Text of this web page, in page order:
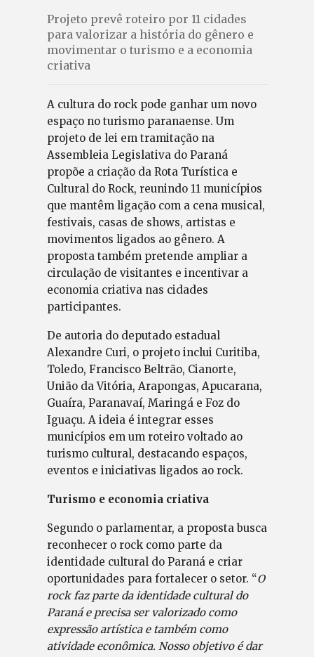
Projeto prevê roteiro por 11 cidades
para valorizar a história do gênero e
movimentar o turismo e a economia
criativa
A cultura do rock pode ganhar um novo
espaço no turismo paranaense. Um
projeto de lei em tramitação na
Assembleia Legislativa do Paraná
propõe a criação da Rota Turística e
Cultural do Rock, reunindo 11 municípios
que mantêm ligação com a cena musical,
festivais, casas de shows, artistas e
movimentos ligados ao gênero. A
proposta também pretende ampliar a
circulação de visitantes e incentivar a
economia criativa nas cidades
participantes.
De autoria do deputado estadual
Alexandre Curi, o projeto inclui Curitiba,
Toledo, Francisco Beltrão, Cianorte,
União da Vitória, Arapongas, Apucarana,
Guaíra, Paranavaí, Maringá e Foz do
Iguaçu. A ideia é integrar esses
municípios em um roteiro voltado ao
turismo cultural, destacando espaços,
eventos e iniciativas ligados ao rock.
Turismo e economia criativa
Segundo o parlamentar, a proposta busca
reconhecer o rock como parte da
identidade cultural do Paraná e criar
oportunidades para fortalecer o setor. “O
rock faz parte da identidade cultural do
Paraná e precisa ser valorizado como
expressão artística e também como
atividade econômica. Nosso objetivo é dar